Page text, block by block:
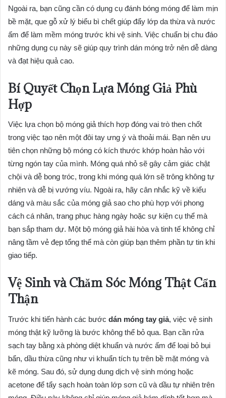
Ngoài ra, bạn cũng cần có dụng cụ đánh bóng móng để làm mịn
bề mặt, que gỗ xử lý biểu bì chết giúp đẩy lớp da thừa và nước
ấm để làm mềm móng trước khi vệ sinh. Việc chuẩn bị chu đáo
những dụng cụ này sẽ giúp quy trình dán móng trở nên dễ dàng
và đạt hiệu quả cao.
Bí Quyết Chọn Lựa Móng Giả Phù
Hợp
Việc lựa chọn bộ móng giả thích hợp đóng vai trò then chốt
trong việc tạo nên một đôi tay ưng ý và thoải mái. Bạn nên ưu
tiên chọn những bộ móng có kích thước khớp hoàn hảo với
từng ngón tay của mình. Móng quá nhỏ sẽ gây cảm giác chật
chội và dễ bong tróc, trong khi móng quá lớn sẽ trông không tự
nhiên và dễ bị vướng víu. Ngoài ra, hãy cân nhắc kỹ về kiểu
dáng và màu sắc của móng giả sao cho phù hợp với phong
cách cá nhân, trang phục hàng ngày hoặc sự kiện cụ thể mà
bạn sắp tham dự. Một bộ móng giả hài hòa và tinh tế không chỉ
nâng tầm vẻ đẹp tổng thể mà còn giúp bạn thêm phần tự tin khi
giao tiếp.
Vệ Sinh và Chăm Sóc Móng Thật Cẩn
Thận
Trước khi tiến hành các bước dán móng tay giả, việc vệ sinh
móng thật kỹ lưỡng là bước không thể bỏ qua. Bạn cần rửa
sạch tay bằng xà phòng diệt khuẩn và nước ấm để loại bỏ bụi
bẩn, dầu thừa cũng như vi khuẩn tích tụ trên bề mặt móng và
kẽ móng. Sau đó, sử dụng dung dịch vệ sinh móng hoặc
acetone để tẩy sạch hoàn toàn lớp sơn cũ và dầu tự nhiên trên